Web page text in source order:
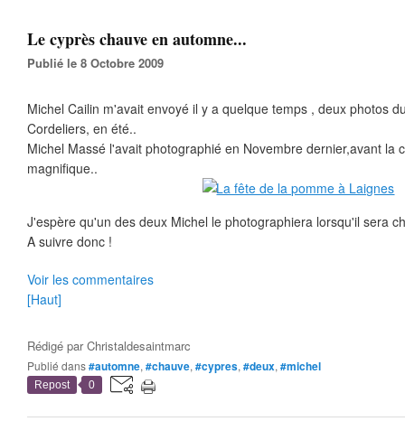
Le cyprès chauve en automne...
Publié le 8 Octobre 2009
Michel Cailin m'avait envoyé il y a quelque temps , deux photos
Cordeliers, en été..
Michel Massé l'avait photographié en Novembre dernier,avant la
magnifique..
J'espère qu'un des deux Michel le photographiera lorsqu'il sera
A suivre donc !
Voir les commentaires
[Haut]
Rédigé parChristaldesaintmarc
Publié dans#automne, #chauve, #cypres, #deux, #michel
Repost 0